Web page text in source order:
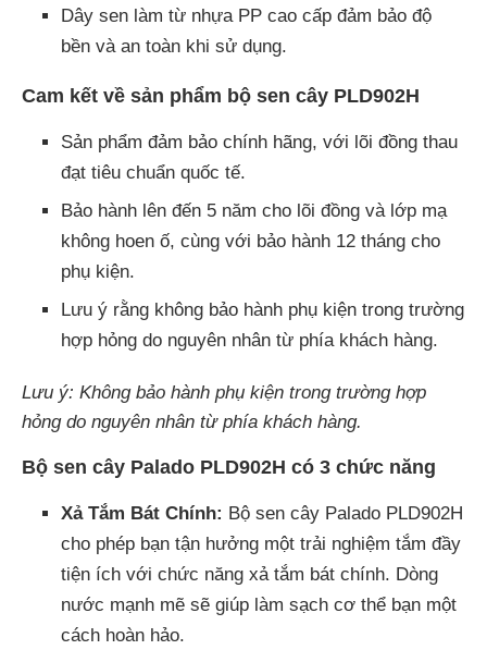
Dây sen làm từ nhựa PP cao cấp đảm bảo độ
bền và an toàn khi sử dụng.
Cam kết về sản phẩm bộ sen cây PLD902H
Sản phẩm đảm bảo chính hãng, với lõi đồng thau
đạt tiêu chuẩn quốc tế.
Bảo hành lên đến 5 năm cho lõi đồng và lớp mạ
không hoen ố, cùng với bảo hành 12 tháng cho
phụ kiện.
Lưu ý rằng không bảo hành phụ kiện trong trường
hợp hỏng do nguyên nhân từ phía khách hàng.
Lưu ý: Không bảo hành phụ kiện trong trường hợp
hỏng do nguyên nhân từ phía khách hàng.
Bộ sen cây Palado PLD902H có 3 chức năng
Xả Tắm Bát Chính: Bộ sen cây Palado PLD902H
cho phép bạn tận hưởng một trải nghiệm tắm đầy
tiện ích với chức năng xả tắm bát chính. Dòng
nước mạnh mẽ sẽ giúp làm sạch cơ thể bạn một
cách hoàn hảo.